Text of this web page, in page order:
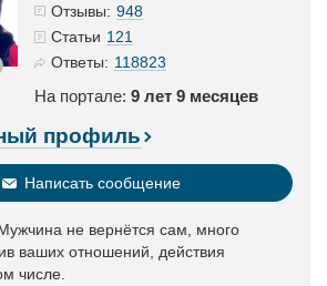
Отзывы: 948
Статьи 121
Ответы: 118823
На портале: 9 лет 9 месяцев
профиль
Написать сообщение
не вернётся сам, много
ваших отношений, действия
числе.